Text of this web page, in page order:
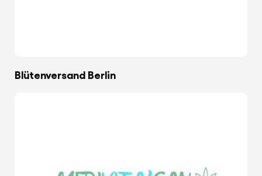
Blütenversand Berlin